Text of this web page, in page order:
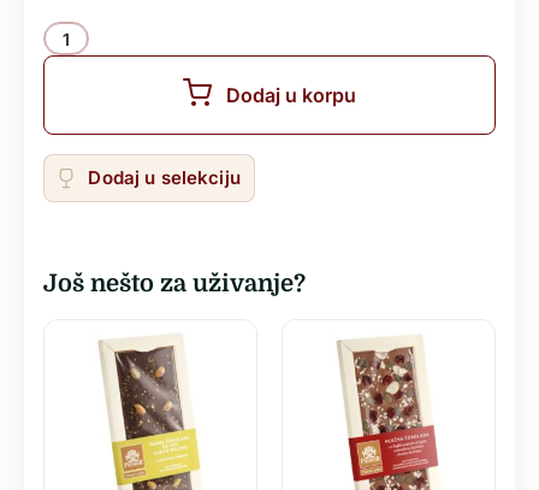
Količina
Dodaj u korpu
Dodaj u selekciju
Još nešto za uživanje?